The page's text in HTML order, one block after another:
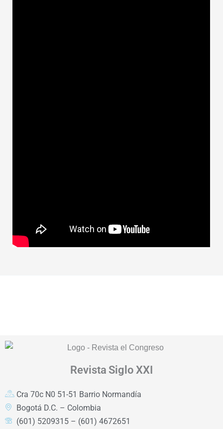
Revista Siglo XXI
Cra 70c N0 51-51 Barrio Normandía
Bogotá D.C. – Colombia
(601) 5209315 – (601) 4672651